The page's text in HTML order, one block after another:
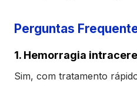
Perguntas
1. Hemorragia
Sim, com tratamento